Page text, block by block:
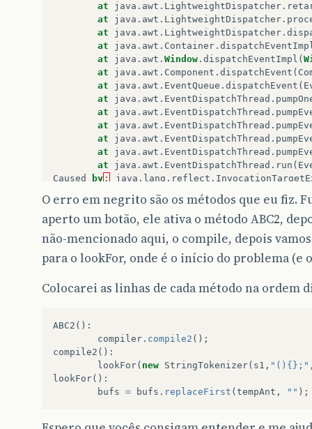
at
java . awt . LightweightDispatcher .
at
java . awt . LightweightDispatcher .
at
java . awt . LightweightDispatcher .
at
java . awt . Container .
at
java . awt . Window . dispatchEventImpl (
at
java . awt . Component . dispatchEvent (
at
java . awt . EventQueue . dispatchEvent (
at
java . awt . EventDispatchThread .
at
java . awt . EventDispatchThread .
at
java . awt . EventDispatchThread .
at
java . awt . EventDispatchThread .
at
java . awt . EventDispatchThread .
at
java . awt . EventDispatchThread . run (
Caused
by : java . lang . reflect .
at sun . reflect.
at sun. reflect.
at
java lang Method invoke
at org.jdesktop .application.
... 27 more
(
at
java . util.regex . Pattern
at
at
java. util .regex.Pattern .expr (
at
at
java .util .regex.Pattern.<init
O erro em negrito são os métodos que eu fiz.
aperto um botão, ele ativa o método ABC2,
não-mencionado aqui, o compile, depois
para o lookFor, onde é o início do problema (e
Colocarei as linhas de cada método na ordem
ABC2 ():
compiler . compile2 ();
compile2 ():
lookFor( new StringTokenizer( s1 , "(){};"
lookFor():
bufs = bufs . replaceFirst ( tempAnt , "" );